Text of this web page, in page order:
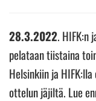
28.3.2022. HIFK:n
pelataan tiistaina
Helsinkiin ja
ottelun jäjiltä. Lue